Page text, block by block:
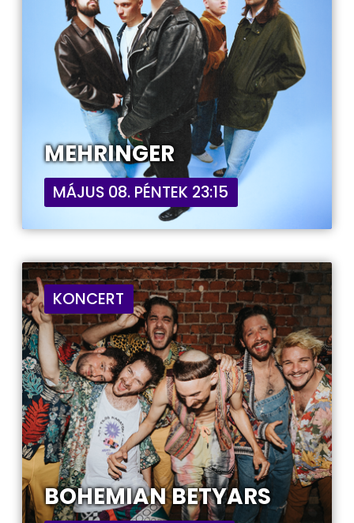
MEHRINGER
MÁJUS 08. PÉNTEK 23:15
KONCERT
BOHEMIAN BETYARS